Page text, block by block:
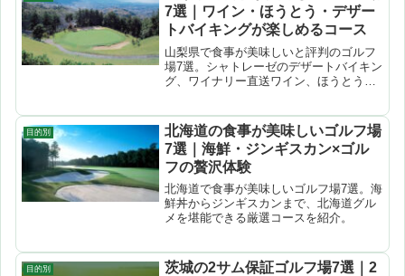
7選｜ワイン・ほうとう・デザー
トバイキングが楽しめるコース
山梨県で食事が美味しいと評判のゴルフ
場7選。シャトレーゼのデザートバイキン
グ、ワイナリー直送ワイン、ほうとうな
目的別
北海道の食事が美味しいゴルフ場
7選｜海鮮・ジンギスカン×ゴル
フの贅沢体験
北海道で食事が美味しいゴルフ場7選。海
鮮丼からジンギスカンまで、北海道グル
メを堪能できる厳選コースを紹介。
目的別
茨城の2サム保証ゴルフ場7選｜2